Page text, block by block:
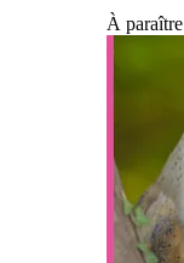
À paraître